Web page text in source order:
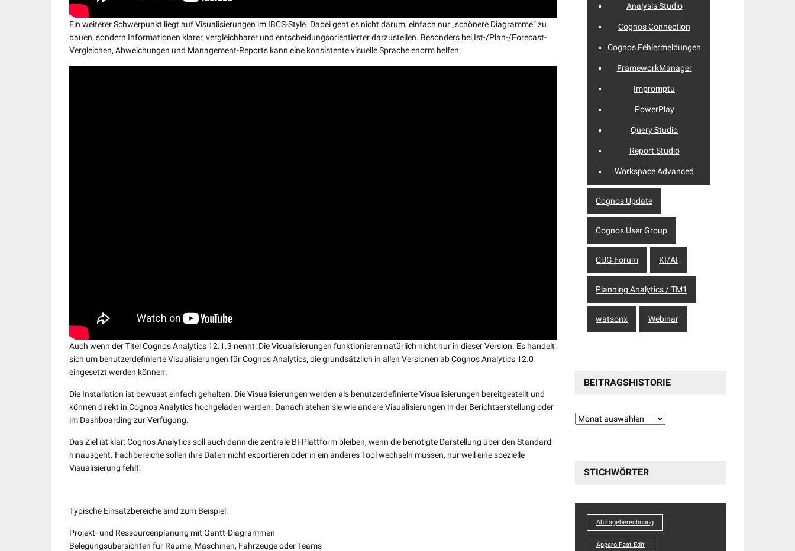
Ein weiterer Schwerpunkt liegt auf Visualisierungen im IBCS-Style. Dabei geht es nicht darum, einfach nur „schönere Diagramme“ zu
bauen, sondern Informationen klarer, vergleichbarer und entscheidungsorientierter darzustellen. Besonders bei Ist-/Plan-/Forecast-
Vergleichen, Abweichungen und Management-Reports kann eine konsistente visuelle Sprache enorm helfen.
Auch wenn der Titel Cognos Analytics 12.1.3 nennt: Die Visualisierungen funktionieren natürlich nicht nur in dieser Version. Es handelt
sich um benutzerdefinierte Visualisierungen für Cognos Analytics, die grundsätzlich in allen Versionen ab Cognos Analytics 12.0
eingesetzt werden können.
Die Installation ist bewusst einfach gehalten. Die Visualisierungen werden als benutzerdefinierte Visualisierungen bereitgestellt und
können direkt in Cognos Analytics hochgeladen werden. Danach stehen sie wie andere Visualisierungen in der Berichtserstellung oder
im Dashboarding zur Verfügung.
Das Ziel ist klar: Cognos Analytics soll auch dann die zentrale BI-Plattform bleiben, wenn die benötigte Darstellung über den Standard
hinausgeht. Fachbereiche sollen ihre Daten nicht exportieren oder in ein anderes Tool wechseln müssen, nur weil eine spezielle
Visualisierung fehlt.
Typische Einsatzbereiche sind zum Beispiel:
Projekt- und Ressourcenplanung mit Gantt-Diagrammen
Belegungsübersichten für Räume, Maschinen, Fahrzeuge oder Teams
Analysis Studio
Cognos Connection
Cognos Fehlermeldungen
FrameworkManager
Impromptu
PowerPlay
Query Studio
Report Studio
Workspace Advanced
Cognos Update
Cognos User Group
CUG Forum KI/AI
Planning Analytics / TM1
watsonx Webinar
BEITRAGSHISTORIE
Beitragshistorie
STICHWÖRTER
Abfrageberechnung
Apparo Fast Edit